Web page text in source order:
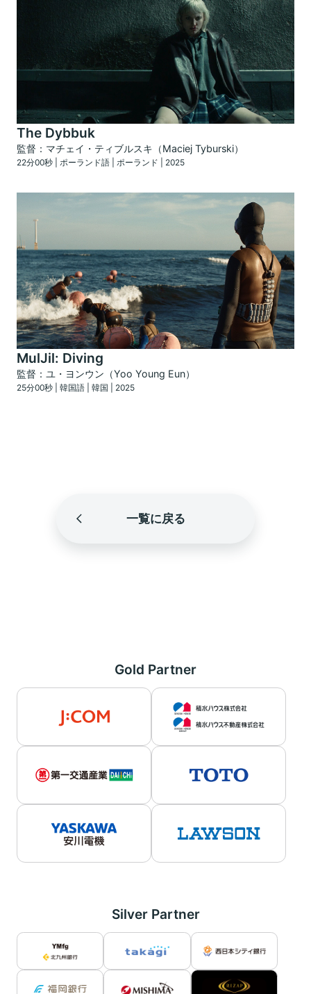
The Dybbuk
監督：マチェイ・ティブルスキ（Maciej Tyburski）
22分00秒 | ポーランド語 | ポーランド | 2025
MulJil: Diving
監督：ユ・ヨンウン（Yoo Young Eun）
25分00秒 | 韓国語 | 韓国 | 2025
一覧に戻る
Gold Partner
Silver Partner